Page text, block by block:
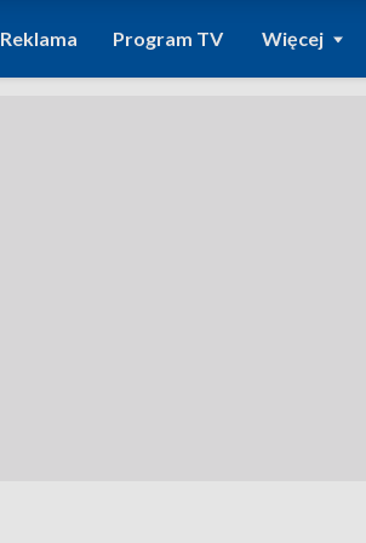
Reklama Program TV Więcej